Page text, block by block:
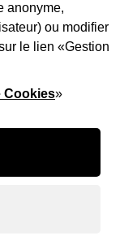
des cookies
Saint-
OTISGBS
anonyme,
ou modifier
le lien «Gestion
Cookies»